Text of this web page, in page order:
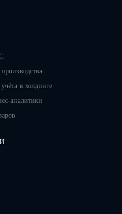
в холдинге
аналитики